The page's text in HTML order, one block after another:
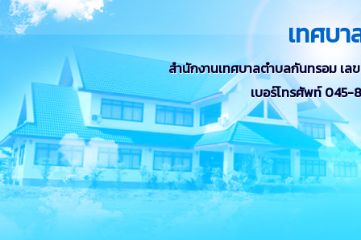
เทศบ
สำนักงานเทศบาลตำบลกันทรอม เ
เบอร์โทรศัพท์